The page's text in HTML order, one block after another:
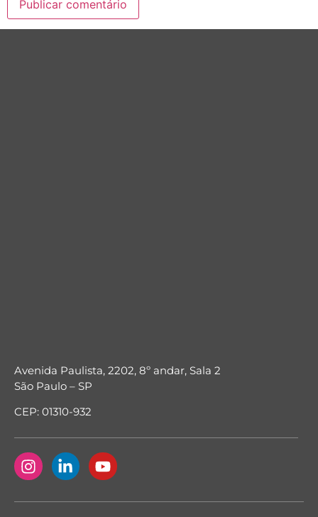
Avenida Paulista, 2202, 8º andar, Sala 2
São Paulo – SP
CEP: 01310-932